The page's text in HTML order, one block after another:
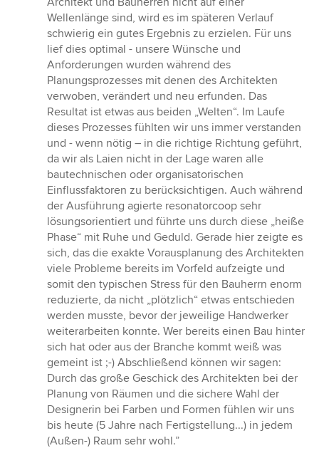
Wellenlänge sind, wird es im späteren Verlauf
schwierig ein gutes Ergebnis zu erzielen. Für uns
lief dies optimal - unsere Wünsche und
Anforderungen wurden während des
Planungsprozesses mit denen des Architekten
verwoben, verändert und neu erfunden. Das
Resultat ist etwas aus beiden „Welten“. Im Laufe
dieses Prozesses fühlten wir uns immer verstanden
und - wenn nötig – in die richtige Richtung geführt,
da wir als Laien nicht in der Lage waren alle
bautechnischen oder organisatorischen
Einflussfaktoren zu berücksichtigen. Auch während
der Ausführung agierte resonatorcoop sehr
lösungsorientiert und führte uns durch diese „heiße
Phase“ mit Ruhe und Geduld. Gerade hier zeigte es
sich, das die exakte Vorausplanung des Architekten
viele Probleme bereits im Vorfeld aufzeigte und
somit den typischen Stress für den Bauherrn enorm
reduzierte, da nicht „plötzlich“ etwas entschieden
werden musste, bevor der jeweilige Handwerker
weiterarbeiten konnte. Wer bereits einen Bau hinter
sich hat oder aus der Branche kommt weiß was
gemeint ist ;-) Abschließend können wir sagen:
Durch das große Geschick des Architekten bei der
Planung von Räumen und die sichere Wahl der
Designerin bei Farben und Formen fühlen wir uns
bis heute (5 Jahre nach Fertigstellung...) in jedem
(Außen-) Raum sehr wohl.”